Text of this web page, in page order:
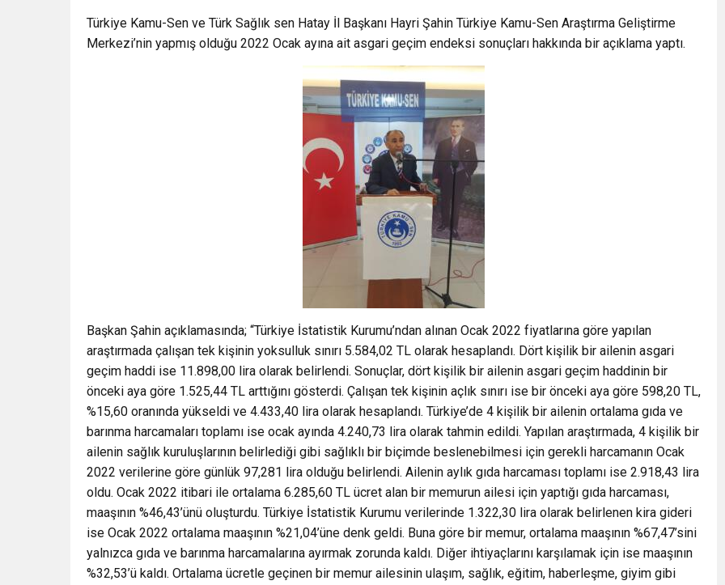
Türkiye Kamu-Sen ve Türk Sağlık sen Hatay İl Başkanı Hayri Şahin Türkiye Kamu-Sen Araştırma Geliştirme
Merkezi’nin yapmış olduğu 2022 Ocak ayına ait asgari geçim endeksi sonuçları hakkında bir açıklama yaptı.
Başkan Şahin açıklamasında; “Türkiye İstatistik Kurumu’ndan alınan Ocak 2022 fiyatlarına göre yapılan
araştırmada çalışan tek kişinin yoksulluk sınırı 5.584,02 TL olarak hesaplandı. Dört kişilik bir ailenin asgari
geçim haddi ise 11.898,00 lira olarak belirlendi. Sonuçlar, dört kişilik bir ailenin asgari geçim haddinin bir
önceki aya göre 1.525,44 TL arttığını gösterdi. Çalışan tek kişinin açlık sınırı ise bir önceki aya göre 598,20 TL,
%15,60 oranında yükseldi ve 4.433,40 lira olarak hesaplandı. Türkiye’de 4 kişilik bir ailenin ortalama gıda ve
barınma harcamaları toplamı ise ocak ayında 4.240,73 lira olarak tahmin edildi. Yapılan araştırmada, 4 kişilik bir
ailenin sağlık kuruluşlarının belirlediği gibi sağlıklı bir biçimde beslenebilmesi için gerekli harcamanın Ocak
2022 verilerine göre günlük 97,281 lira olduğu belirlendi. Ailenin aylık gıda harcaması toplamı ise 2.918,43 lira
oldu. Ocak 2022 itibari ile ortalama 6.285,60 TL ücret alan bir memurun ailesi için yaptığı gıda harcaması,
maaşının %46,43’ünü oluşturdu. Türkiye İstatistik Kurumu verilerinde 1.322,30 lira olarak belirlenen kira gideri
ise Ocak 2022 ortalama maaşının %21,04’üne denk geldi. Buna göre bir memur, ortalama maaşının %67,47’sini
yalnızca gıda ve barınma harcamalarına ayırmak zorunda kaldı. Diğer ihtiyaçlarını karşılamak için ise maaşının
%32,53’ü kaldı. Ortalama ücretle geçinen bir memur ailesinin ulaşım, sağlık, eğitim, haberleşme, giyim gibi